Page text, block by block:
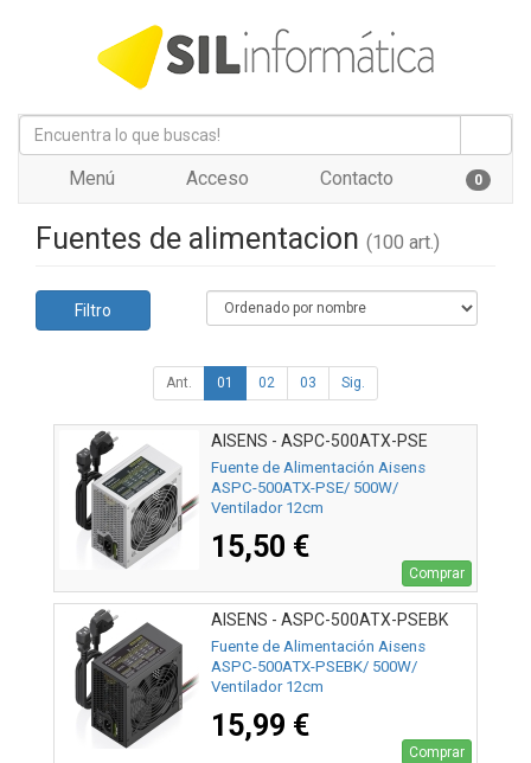
Menú Acceso Contacto 0
Fuentes de alimentacion (100 art.)
Filtro
Ant. 01 02 03 Sig.
AISENS - ASPC-500ATX-PSE
Fuente de Alimentación Aisens
ASPC-500ATX-PSE/ 500W/
Ventilador 12cm
15,50 €
Comprar
AISENS - ASPC-500ATX-PSEBK
Fuente de Alimentación Aisens
ASPC-500ATX-PSEBK/ 500W/
Ventilador 12cm
15,99 €
Comprar